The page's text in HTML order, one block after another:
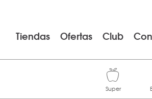
Tiendas Ofertas Club